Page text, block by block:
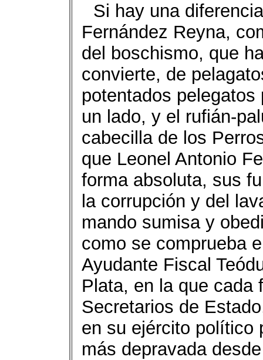
Si hay una
Fernández Reyna,
del boschismo, que
convierte, de
potentados
un lado, y el rufián-
cabecilla de los
que Leonel Antonio
forma absoluta, sus
la corrupción y del
mando sumisa y
como se comprueba
Ayudante Fiscal
Plata, en la que cada
Secretarios de
en su ejército político
más depravada